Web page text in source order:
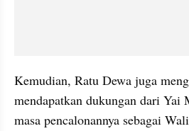
Kemudian, Ratu Dewa juga
mendapatkan dukungan dari Yai
masa pencalonannya sebagai